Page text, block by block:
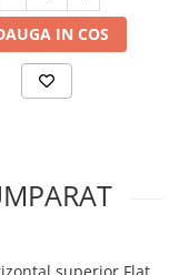
IN COS